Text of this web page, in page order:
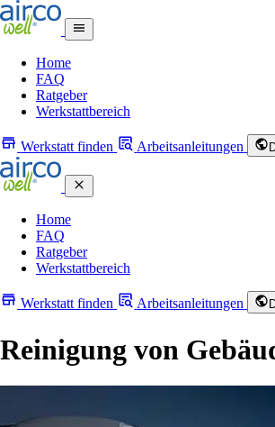
Home
FAQ
Ratgeber
Werkstattbereich
Werkstatt finden Arbeitsanleitungen
Home
FAQ
Ratgeber
Werkstattbereich
Werkstatt finden Arbeitsanleitungen
Reinigung von